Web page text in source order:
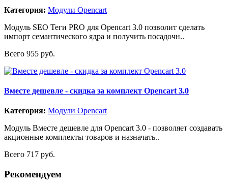
Категория: Модули Opencart
Модуль SEO Теги PRO для Opencart 3.0 позволит сделать
импорт семантического ядра и получить посадочн..
Всего 955 руб.
Вместе дешевле - скидка за комплект Opencart 3.0
Категория: Модули Opencart
Модуль Вместе дешевле для Opencart 3.0 - позволяет создавать
акционные комплекты товаров и назначать..
Всего 717 руб.
Рекомендуем